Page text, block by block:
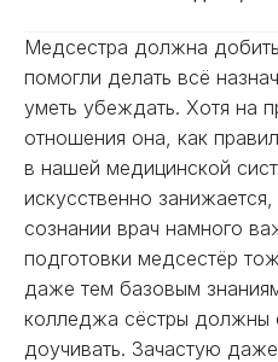
Медсестра должна
помогли делать всё
уметь убеждать. Хотя на
отношения она, как
в нашей медицинской
искусственно
сознании врач намного
подготовки медсестёр
даже тем базовым
колледжа сёстры должны
доучивать. Зачастую